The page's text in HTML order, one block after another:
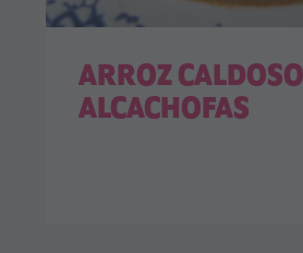
ARROZ
ALCACHOFAS